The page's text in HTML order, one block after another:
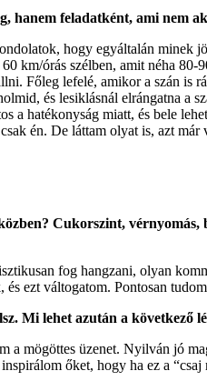
hanem feladatként, ami nem
hogy egyáltalán
km/órás szélben, amit néha
Főleg lefelé, amikor a szán
és lesiklásnál elrángatna a
a hatékonyság miatt, és bele
én. De láttam olyat is, azt
Cukorszint,
fog hangzani, olyan
ezt váltogatom. Pontosan
Mi lehet azután a következő
a mögöttes üzenet. Nyilván jó
őket, hogy ha ez a